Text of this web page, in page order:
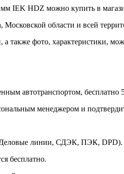
IEK HDZ можно купить в
области и всей
также фото, характеристики,
автотранспортом,
менеджером и
(Деловые линии, СДЭК, ПЭК, DPD).
бесплатно.